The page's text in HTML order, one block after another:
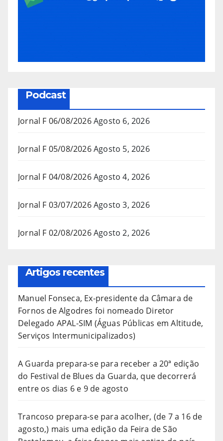
Podcast
Jornal F 06/08/2026Agosto 6, 2026
Jornal F 05/08/2026Agosto 5, 2026
Jornal F 04/08/2026Agosto 4, 2026
Jornal F 03/07/2026Agosto 3, 2026
Jornal F 02/08/2026Agosto 2, 2026
Artigos recentes
Manuel Fonseca, Ex-presidente da Câmara de
Fornos de Algodres foi nomeado Diretor
Delegado APAL-SIM (Águas Públicas em Altitude,
Serviços Intermunicipalizados)
A Guarda prepara-se para receber a 20ª edição
do Festival de Blues da Guarda, que decorrerá
entre os dias 6 e 9 de agosto
Trancoso prepara-se para acolher, (de 7 a 16 de
agosto,) mais uma edição da Feira de São